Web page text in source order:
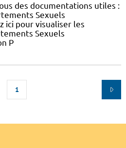
des documentations utiles :
Sexuels
ici pour visualiser les
Sexuels
P
1